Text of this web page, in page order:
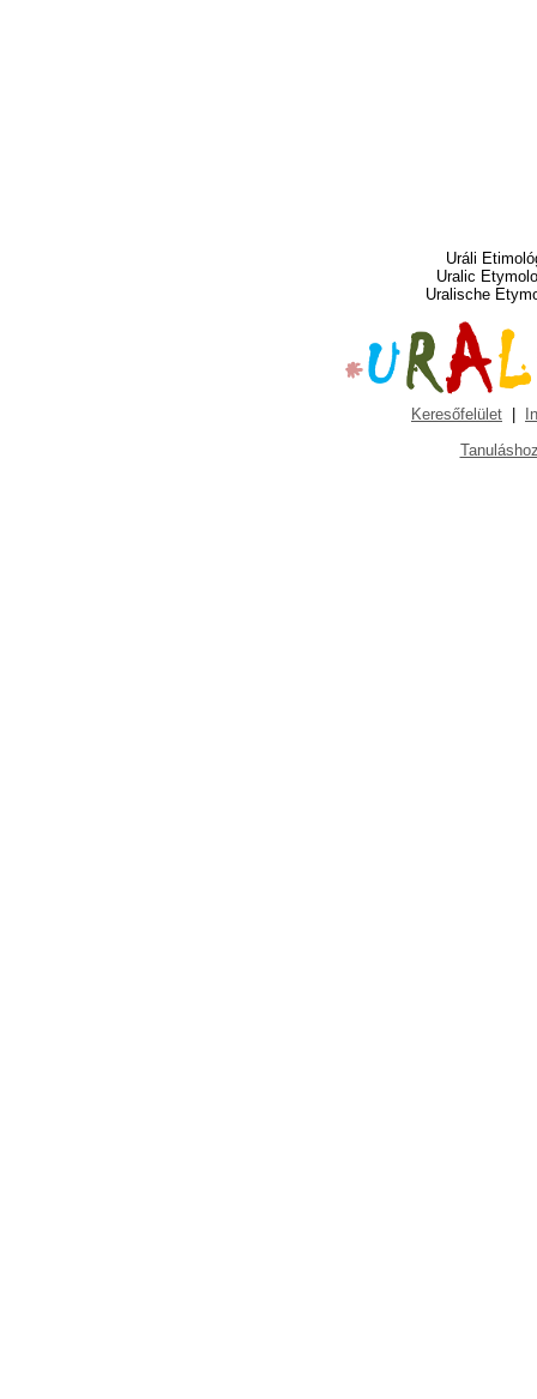
Uráli
Uralic
Uralische
Keresőfelület